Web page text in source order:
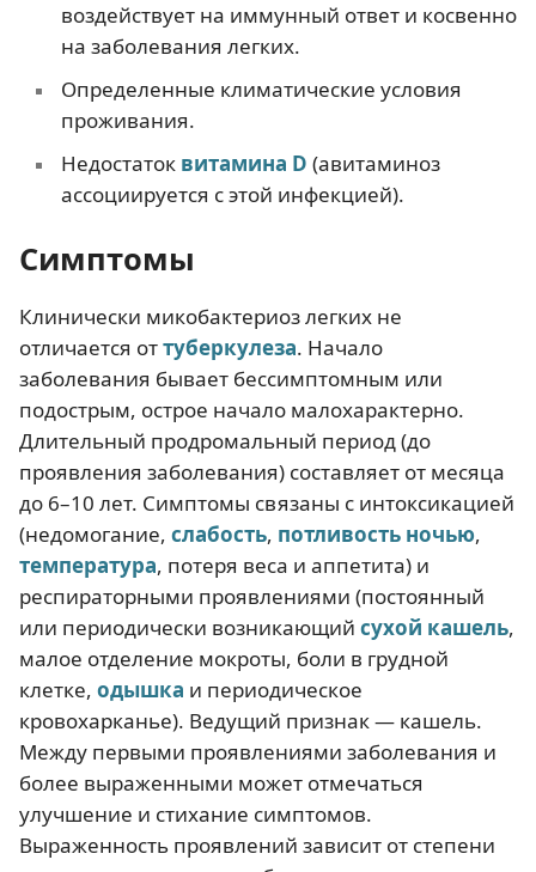
воздействует на иммунный ответ и косвенно
на заболевания легких.
Определенные климатические условия
проживания.
Недостаток витамина D (авитаминоз
ассоциируется с этой инфекцией).
Симптомы
Клинически микобактериоз легких не
отличается оттуберкулеза. Начало
заболевания бывает бессимптомным или
подострым, острое начало малохарактерно.
Длительный продромальный период (до
проявления заболевания) составляет от месяца
до 6–10 лет. Симптомы связаны с интоксикацией
(недомогание, слабость, потливость ночью,
температура, потеря веса и аппетита) и
респираторными проявлениями (постоянный
или периодически возникающий сухой кашель,
малое отделение мокроты, боли в грудной
клетке, одышка и периодическое
кровохарканье). Ведущий признак — кашель.
Между первыми проявлениями заболевания и
более выраженными может отмечаться
улучшение и стихание симптомов.
Выраженность проявлений зависит от степени